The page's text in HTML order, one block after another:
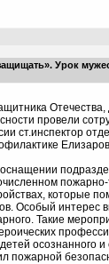
Урок
Отечества,
провели
ст.инспектор
которые
Особый интерес
Такие
осознанного и
пожарной